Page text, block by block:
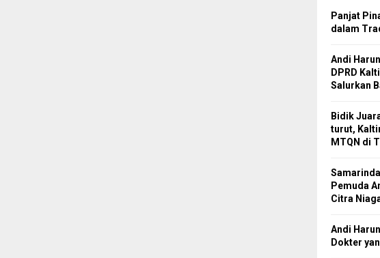
Panjat
dalam
Andi
DPRD
Salurkan
Bidik
turut,
MTQN di
Pemuda
Citra
Andi
Dokter